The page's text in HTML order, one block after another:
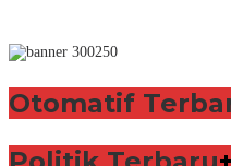
Otomatif